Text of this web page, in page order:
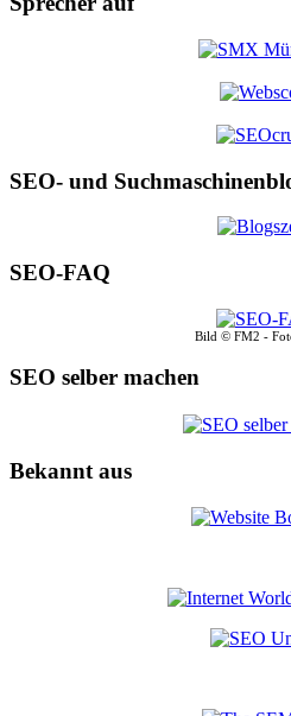
SEO- und
SEO-FAQ
Bild © FM2 -
SEO selber machen
Bekannt aus